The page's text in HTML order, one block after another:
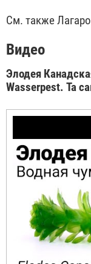
См. также
Видео
Элодея
Wasserpest. Та